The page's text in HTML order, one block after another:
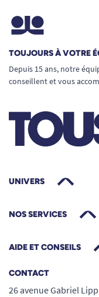
TOUJOURS À VOTRE
Depuis 15 ans, notre
conseillent et vous
UNIVERS
NOS SERVICES
AIDE ET CONSEILS
CONTACT
26 avenue Gabriel